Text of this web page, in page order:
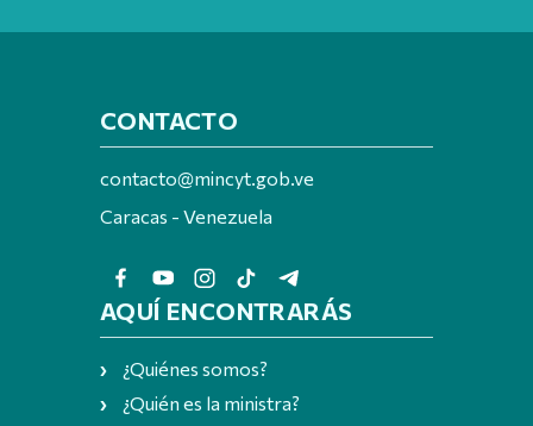
CONTACTO
contacto@mincyt.gob.ve
Caracas - Venezuela
AQUÍ ENCONTRARÁS
¿Quiénes somos?
¿Quién es la ministra?